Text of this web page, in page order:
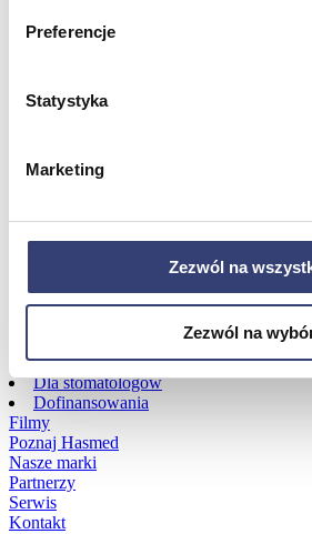
Preferencje
Statystyka
Marketing
Zezwól na
Zezwól na
Dofinansowania
Dofinansowania
Aquatizer Testowy
Robot rehabilitacyjny ROBERT®
Robotyka w rehabilitacji
Dla rehabilitacji
Dla stomatologów
Dofinansowania
Filmy
Poznaj Hasmed
Nasze marki
Partnerzy
Serwis
Kontakt